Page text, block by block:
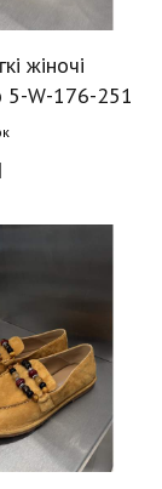
жіночі
5-W-176-251